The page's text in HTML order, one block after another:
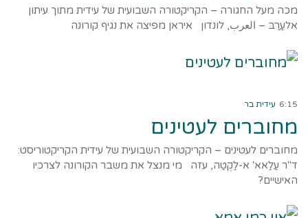
מכה מעל החגורה – הקריקטורה השבועית של עידית מתוך עיתון
אלעַרַבּ – العرب, לונדון איראן מפיצה את נגיף קורונה
6:15 עידית בר
מחוברים לעטינים
מחוברים לעטינים – הקריקטורה השבועית של עידית הקריקטוריסט:
ד"ר עַלַאא' א-לַקְטַה, עזה מי מנצל את משבר הקורונה לצרכיו
האישיים?